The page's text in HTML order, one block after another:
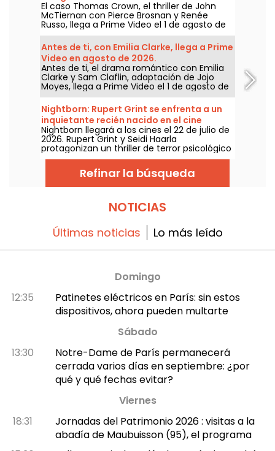
El caso Thomas Crown, el thriller de John
McTiernan con Pierce Brosnan y Renée
Russo, llega a Prime Video el 1 de agosto de
2026.
Antes de ti, con Emilia Clarke, llega a Prime
Video en agosto de 2026.
Antes de ti, el drama romántico con Emilia
Clarke y Sam Claflin, adaptación de Jojo
Moyes, llega a Prime Video el 1 de agosto de
2026.
Nightborn: Rupert Grint se enfrenta a un
inquietante recién nacido en el cine
Nightborn llegará a los cines el 22 de julio de
2026. Rupert Grint y Seidi Haarla
protagonizan un thriller de terror psicológico
centrado en un parto que se sale de control
y se convierte en pesadilla.
Refinar la búsqueda
NOTICIAS
Últimas noticias Lo más leído
Domingo
12:35
Patinetes eléctricos en París: sin estos
dispositivos, ahora pueden multarte
Sábado
13:30
Notre-Dame de París permanecerá
cerrada varios días en septiembre: ¿por
qué y qué fechas evitar?
Viernes
18:31
Jornadas del Patrimonio 2026 : visitas a la
abadía de Maubuisson (95), el programa